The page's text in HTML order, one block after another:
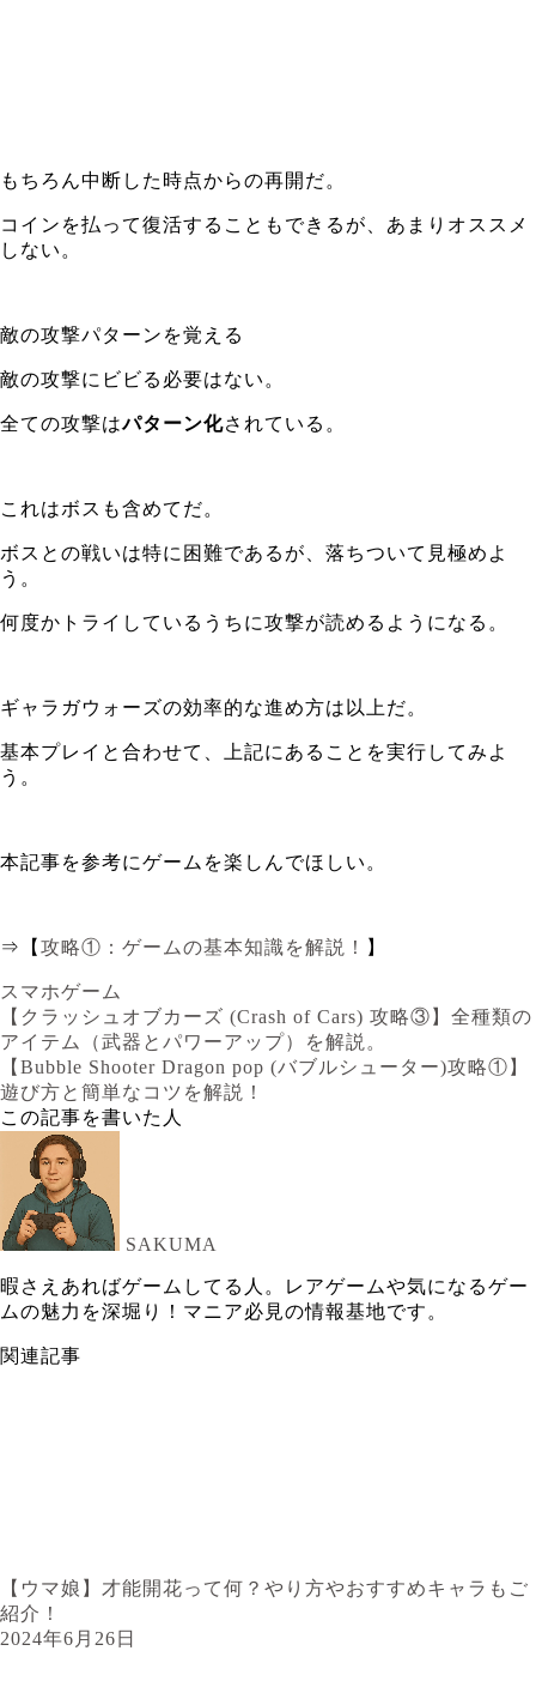
もちろん中断した時点からの再開だ。
コインを払って復活することもできるが、あまりオススメ
しない。
敵の攻撃パターンを覚える
敵の攻撃にビビる必要はない。
全ての攻撃はパターン化されている。
これはボスも含めてだ。
ボスとの戦いは特に困難であるが、落ちついて見極めよ
う。
何度かトライしているうちに攻撃が読めるようになる。
ギャラガウォーズの効率的な進め方は以上だ。
基本プレイと合わせて、上記にあることを実行してみよ
う。
本記事を参考にゲームを楽しんでほしい。
⇒【 攻略①：ゲームの基本知識を解説！ 】
スマホゲーム
【クラッシュオブカーズ (Crash of Cars) 攻略③】全種類の
アイテム（武器とパワーアップ）を解説。
【Bubble Shooter Dragon pop (バブルシューター)攻略①】
遊び方と簡単なコツを解説！
この記事を書いた人
SAKUMA
暇さえあればゲームしてる人。レアゲームや気になるゲー
ムの魅力を深堀り！マニア必見の情報基地です。
関連記事
【ウマ娘】才能開花って何？やり方やおすすめキャラもご
紹介！
2024年6月26日